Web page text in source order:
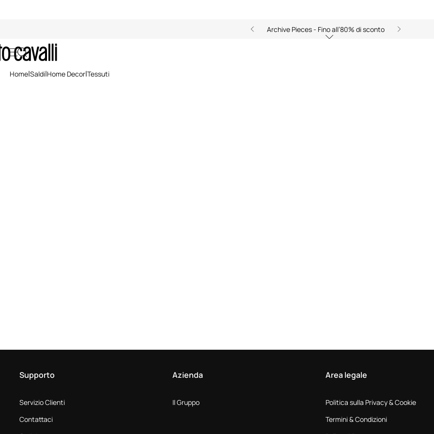
Archive Pieces - Fino all’80% di sconto
Saldi: Tessuti per la Casa
Home Saldi Home Decor Tessuti
Supporto
Servizio Clienti
Contattaci
Azienda
Il Gruppo
Area legale
Politica sulla Privacy & Cookie
Termini & Condizioni